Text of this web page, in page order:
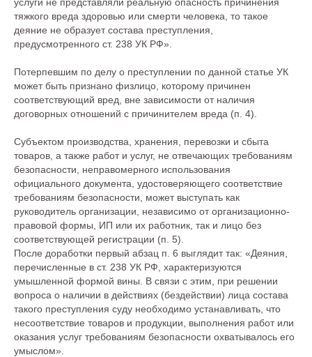
тяжкого вреда здоровью или смерти человека, то такое
деяние не образует состава преступления,
предусмотренного ст. 238 УК РФ».
Потерпевшим по делу о преступлении по данной статье УК
может быть признано физлицо, которому причинен
соответствующий вред, вне зависимости от наличия
договорных отношений с причинителем вреда (п. 4).
Субъектом производства, хранения, перевозки и сбыта
товаров, а также работ и услуг, не отвечающих требованиям
безопасности, неправомерного использования
официального документа, удостоверяющего соответствие
требованиям безопасности, может выступать как
руководитель организации, независимо от организационно-
правовой формы, ИП или их работник, так и лицо без
соответствующей регистрации (п. 5).
После доработки первый абзац п. 6 выглядит так: «Деяния,
перечисленные в ст. 238 УК РФ, характеризуются
умышленной формой вины. В связи с этим, при решении
вопроса о наличии в действиях (бездействии) лица состава
такого преступления суду необходимо устанавливать, что
несоответствие товаров и продукции, выполнения работ или
оказания услуг требованиям безопасности охватывалось его
умыслом».